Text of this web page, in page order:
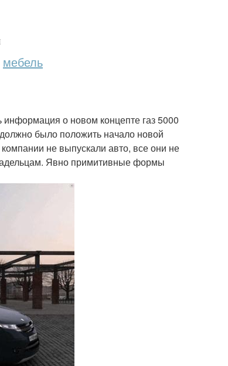
мебель
о новом концепте газ 5000
было положить начало новой
не выпускали авто, все они не
Явно примитивные формы